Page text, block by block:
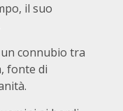
il suo
un connubio tra
fonte di